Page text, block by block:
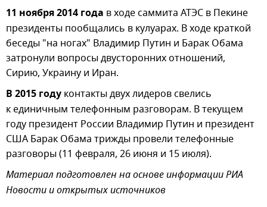
11 ноября 2014 года в ходе саммита АТЭС в Пекине
президенты пообщались в кулуарах. В ходе краткой
беседы "на ногах" Владимир Путин и Барак Обама
затронули вопросы двусторонних отношений,
Сирию, Украину и Иран.
В 2015 году контакты двух лидеров свелись
к единичным телефонным разговорам. В текущем
году президент России Владимир Путин и президент
США Барак Обама трижды провели телефонные
разговоры (11 февраля, 26 июня и 15 июля).
Материал подготовлен на основе информации РИА
Новости и открытых источников